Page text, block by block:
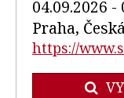
04.09.2026 -
Praha,
https://